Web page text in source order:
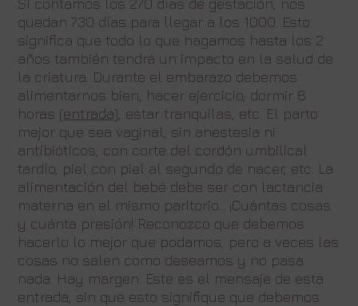
Si contamos los 270 días de gestación, nos
quedan 730 días para llegar a los 1000. Esto
significa que todo lo que hagamos hasta los 2
años también tendrá un impacto en la salud de
la criatura. Durante el embarazo debemos
alimentarnos bien, hacer ejercicio, dormir 8
horas (entrada), estar tranquilas, etc. El parto
mejor que sea vaginal, sin anestesia ni
antibióticos, con corte del cordón umbilical
tardío, piel con piel al segundo de nacer, etc. La
alimentación del bebé debe ser con lactancia
materna en el mismo paritorio… ¡Cuántas cosas
y cuánta presión! Reconozco que debemos
hacerlo lo mejor que podamos, pero a veces las
cosas no salen como deseamos y no pasa
nada. Hay margen. Este es el mensaje de esta
entrada, sin que esto signifique que debemos